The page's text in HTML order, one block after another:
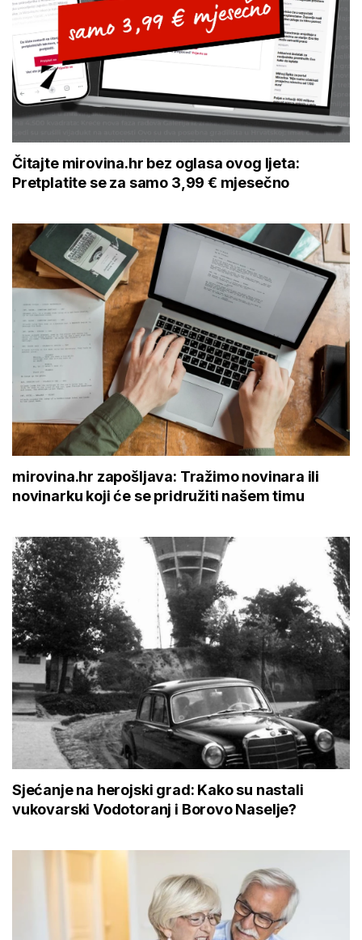
Čitajte mirovina.hr bez oglasa ovog ljeta:
Pretplatite se za samo 3,99 € mjesečno
mirovina.hr zapošljava: Tražimo novinara ili
novinarku koji će se pridružiti našem timu
Sjećanje na herojski grad: Kako su nastali
vukovarski Vodotoranj i Borovo Naselje?